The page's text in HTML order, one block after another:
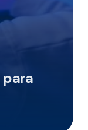
para